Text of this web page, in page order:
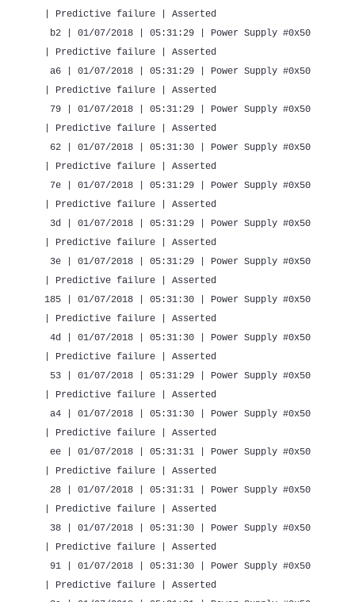
| Predictive failure | Asserted
b2 | 01/07/2018 | 05:31:29 | Power Supply #0x50
| Predictive failure | Asserted
a6 | 01/07/2018 | 05:31:29 | Power Supply #0x50
| Predictive failure | Asserted
79 | 01/07/2018 | 05:31:29 | Power Supply #0x50
| Predictive failure | Asserted
62 | 01/07/2018 | 05:31:30 | Power Supply #0x50
| Predictive failure | Asserted
7e | 01/07/2018 | 05:31:29 | Power Supply #0x50
| Predictive failure | Asserted
3d | 01/07/2018 | 05:31:29 | Power Supply #0x50
| Predictive failure | Asserted
3e | 01/07/2018 | 05:31:29 | Power Supply #0x50
| Predictive failure | Asserted
185 | 01/07/2018 | 05:31:30 | Power Supply #0x50
| Predictive failure | Asserted
4d | 01/07/2018 | 05:31:30 | Power Supply #0x50
| Predictive failure | Asserted
53 | 01/07/2018 | 05:31:29 | Power Supply #0x50
| Predictive failure | Asserted
a4 | 01/07/2018 | 05:31:30 | Power Supply #0x50
| Predictive failure | Asserted
ee | 01/07/2018 | 05:31:31 | Power Supply #0x50
| Predictive failure | Asserted
28 | 01/07/2018 | 05:31:31 | Power Supply #0x50
| Predictive failure | Asserted
38 | 01/07/2018 | 05:31:30 | Power Supply #0x50
| Predictive failure | Asserted
91 | 01/07/2018 | 05:31:30 | Power Supply #0x50
| Predictive failure | Asserted